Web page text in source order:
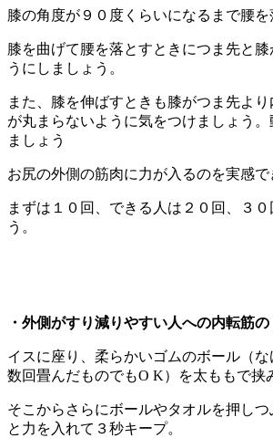
膝の角度が９０度くらいになるまで腰を
膝を曲げて腰を落とすときにつま先と
うにしましょう。
また、膝を伸ばすときも膝がつま先よ
が丸まらないように気をつけましょう
ましょう
お尻の外側の筋肉に力が入るのを実感で
まずは１０回、できる人は２０回、３０
う。
・外側がすり減りやすい人への内転筋
イスに座り、柔らかいゴムのボール（
数回畳んだものでもO K）を太ももで挟
そこからさらにボールやタオルを押し
と力を入れて３秒キープ。